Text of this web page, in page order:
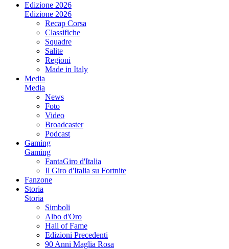
Edizione 2026
Edizione 2026
Recap Corsa
Classifiche
Squadre
Salite
Regioni
Made in Italy
Media
Media
News
Foto
Video
Broadcaster
Podcast
Gaming
Gaming
FantaGiro d'Italia
Il Giro d'Italia su Fortnite
Fanzone
Storia
Storia
Simboli
Albo d'Oro
Hall of Fame
Edizioni Precedenti
90 Anni Maglia Rosa